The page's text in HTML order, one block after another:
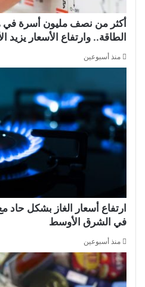
أكثر من نصف مليون أسرة في
الطاقة.. وارتفاع الأسعار يزيد
منذ أسبوعين
ارتفاع أسعار الغاز بشكل حاد
في الشرق الأوسط
منذ أسبوعين